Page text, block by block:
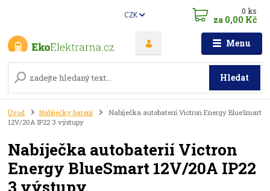
Menu
CZK
Hledat
0ks
za 0,00 Kč
Úvod Nabíječky baterií
Nabíječka autobaterií Victron Energy BlueSmart
12V/20A IP22 3 výstupy
Nabíječka autobaterií Victron
Energy BlueSmart 12V/20A IP22
3 výstupy